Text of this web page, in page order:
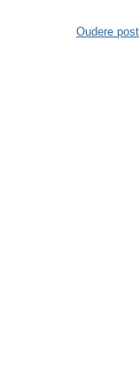
Oudere post